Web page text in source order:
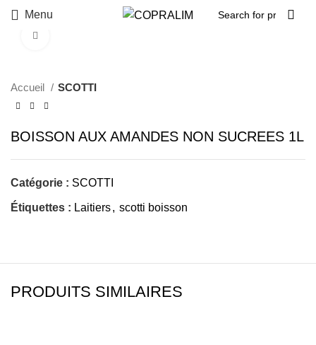
Menu
Accueil SCOTTI
BOISSON AUX AMANDES NON SUCREES 1L
Catégorie : SCOTTI
Étiquettes : Laitiers, scotti boisson
PRODUITS SIMILAIRES